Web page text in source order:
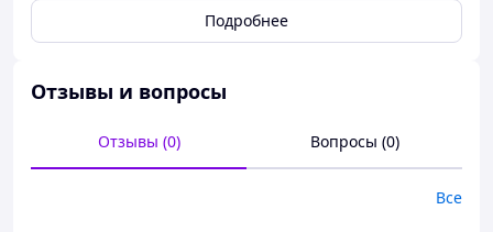
замка, предполагающий многоразовое использование
кабельной стяжки. Это позволяет не только произвести
демонтаж или замену стяжки, или простое
отсоединение для обслуживания.
Подробнее
Отзывы и вопросы
Отзывы (0) Вопросы (0)
Все